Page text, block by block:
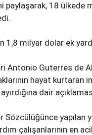
paylaşarak, 18 ülkede
1,8 milyar dolar ek
Antonio Guterres de
hayat kurtaran
dair
Sözcülüğünce yapılan
çalışanlarının en